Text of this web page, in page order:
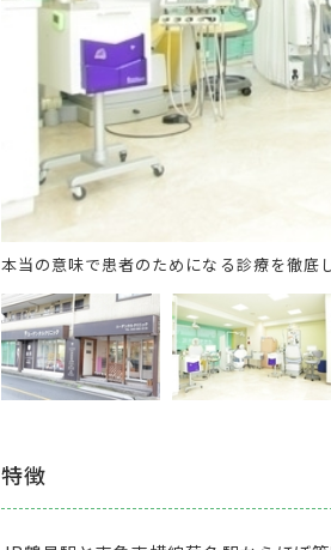
本当の意味で患者のためになる診療を徹底
特徴